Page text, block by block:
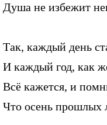
Душа не избежит
Так, каждый день
И каждый год, как
Всё кажется, и
Что осень прошлых